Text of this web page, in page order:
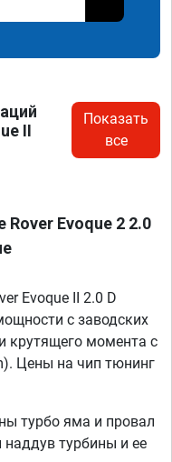
II
Показать
все
Rover Evoque 2 2.0
Evoque II 2.0 D
с заводских
крутящего момента с
Цены на чип тюнинг
турбо яма и провал
наддув турбины и ее